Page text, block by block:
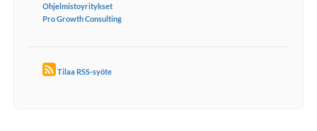
Ohjelmistoyritykset
Pro Growth Consulting
Tilaa RSS-syöte